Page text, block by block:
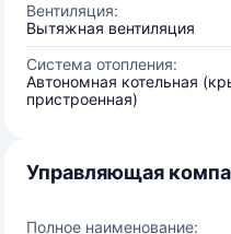
Вентиляция:
Вытяжная вентиляция
Система отопления:
Автономная котельная
пристроенная)
Управляющая
Полное наименование: